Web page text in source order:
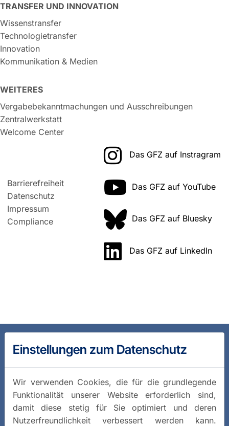
TRANSFER UND INNOVATION
Wissenstransfer
Technologietransfer
Innovation
Kommunikation & Medien
WEITERES
Vergabebekanntmachungen und Ausschreibungen
Zentralwerkstatt
Welcome Center
Barrierefreiheit
Datenschutz
Impressum
Compliance
Das GFZ auf Instragram
Das GFZ auf YouTube
Das GFZ auf Bluesky
Das GFZ auf LinkedIn
Einstellungen zum Datenschutz
Wir verwenden Cookies, die für die grundlegende
Funktionalität unserer Website erforderlich sind,
damit diese stetig für Sie optimiert und deren
Nutzerfreundlichkeit verbessert werden kann.